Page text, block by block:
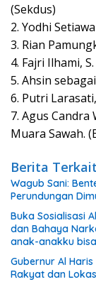
(Sekdus)
2. Yodhi
3. Rian
4. Fajri Ilhami,
5. Ahsin
6. Putri
7. Agus Candra
Muara Sawah.
Berita Terkait
Wagub Sani:
Perundungan
Buka Sosialisasi
dan Bahaya
anak-anakku
tangan”
Gubernur Al
Rakyat dan